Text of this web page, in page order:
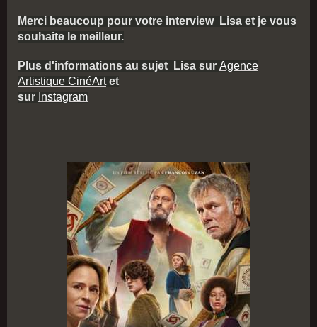
Merci beaucoup pour votre interview Lisa et je vous
souhaite le meilleur.
Plus d'informations au sujet Lisa sur Agence
Artistique CinéArt et
sur Instagram